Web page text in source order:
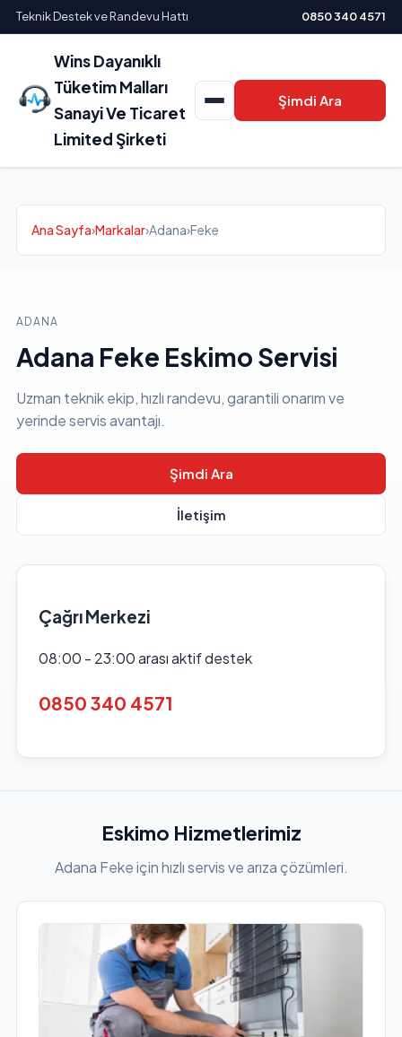
Teknik Destek ve Randevu Hattı 0850 340 4571
Wins Dayanıklı
Tüketim Malları
Sanayi Ve Ticaret
Limited Şirketi
Şimdi Ara
Ana Sayfa›Markalar›Adana›Feke
ADANA
Adana Feke Eskimo Servisi
Uzman teknik ekip, hızlı randevu, garantili onarım ve
yerinde servis avantajı.
Şimdi Ara
İletişim
Çağrı Merkezi
08:00 - 23:00 arası aktif destek
0850 340 4571
Eskimo Hizmetlerimiz
Adana Feke için hızlı servis ve arıza çözümleri.